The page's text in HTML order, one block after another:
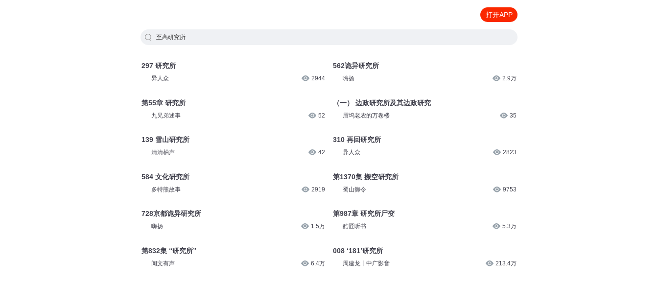
打开APP
至高研究所
297 研究所
异人众 2944
第55章 研究所
九兄弟述事 52
139 雪山研究所
清清柚声 42
584 文化研究所
多特熊故事 2919
728京都诡异研究所
嗨扬 1.5万
第832集 “研究所”
阅文有声 6.4万
562诡异研究所
嗨扬 2.9万
（一） 边政研究所及其边政研究
眉坞老农的万卷楼 35
310 再回研究所
异人众 2823
第1370集 搬空研究所
蜀山御令 9753
第987章 研究所尸变
酷匠听书 5.3万
008 ‘181’研究所
周建龙丨中广影音 213.4万